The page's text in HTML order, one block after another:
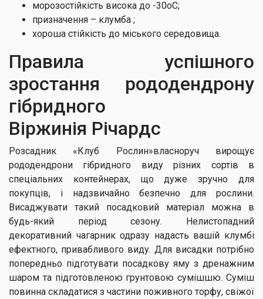
морозостійкість висока до -30оС;
призначення – клумба ;
хороша стійкість до міського середовища.
Правила успішного
зростання рододендрону
гібридного
Віржинія Річардс
Розсадник «Клуб Рослин»власноруч вирощує
рододендрони гібридного виду різних сортів в
спеціальних контейнерах, що дуже зручно для
покупців, і надзвичайно безпечно для рослини.
Висаджувати такий посадковий матеріал можна в
будь-який період сезону. Нелистопадний
декоративний чагарник одразу надасть вашій клумбі
ефектного, привабливого виду. Для висадки потрібно
попередньо підготувати посадкову яму з дренажним
шаром та підготовленою грунтовою сумішшю. Суміш
повинна складатися з частини поживного торфу, свіжої